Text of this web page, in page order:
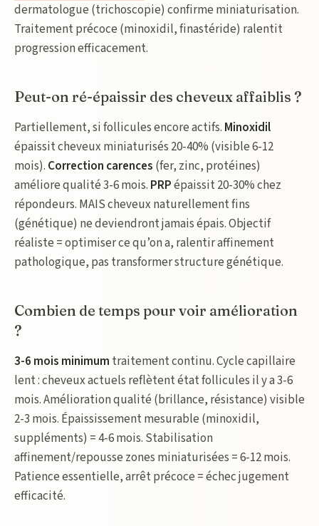
dermatologue (trichoscopie) confirme miniaturisation.
Traitement précoce (minoxidil, finastéride) ralentit
progression efficacement.
Peut-on ré-épaissir des cheveux affaiblis ?
Partiellement, si follicules encore actifs. Minoxidil
épaissit cheveux miniaturisés 20-40% (visible 6-12
mois). Correction carences (fer, zinc, protéines)
améliore qualité 3-6 mois. PRPépaissit 20-30% chez
répondeurs. MAIS cheveux naturellement fins
(génétique) ne deviendront jamais épais. Objectif
réaliste = optimiser ce qu’on a, ralentir affinement
pathologique, pas transformer structure génétique.
Combien de temps pour voir amélioration
?
3-6 mois minimum traitement continu. Cycle capillaire
lent : cheveux actuels reflètent état follicules il y a 3-6
mois. Amélioration qualité (brillance, résistance) visible
2-3 mois. Épaississement mesurable (minoxidil,
suppléments) = 4-6 mois. Stabilisation
affinement/repousse zones miniaturisées = 6-12 mois.
Patience essentielle, arrêt précoce = échec jugement
efficacité.